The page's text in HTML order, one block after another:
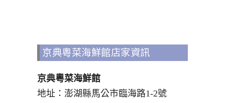
京典粵菜海鮮館店家資訊
京典粵菜海鮮館
地址：澎湖縣馬公市臨海路1-2號